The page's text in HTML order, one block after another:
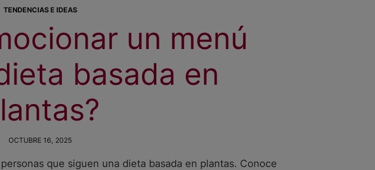
TENDENCIAS E IDEAS
un menú
basada en
OCTUBRE 16, 2025
que siguen una dieta basada en plantas. Conoce